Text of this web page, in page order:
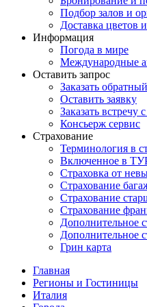
Подбор залов и
Доставка цветов
Информация
Погода в мире
Международные
Оставить запрос
Заказать
Оставить заявку
Заказать встречу
Консьерж сервис
Страхование
Терминология в
Включенное в
Страховка от
Страхование
Страхование
Страхование
Дополнительное
Дополнительное
Грин карта
Главная
Регионы и Гостиницы
Италия